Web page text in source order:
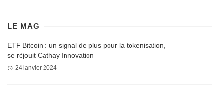
LE MAG
ETF Bitcoin : un signal de plus pour la tokenisation,
se réjouit Cathay Innovation
24 janvier 2024